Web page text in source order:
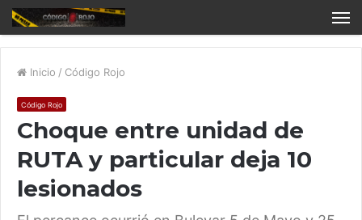
Inicio / Código Rojo
Código Rojo
Choque entre unidad de
RUTA y particular deja 10
lesionados